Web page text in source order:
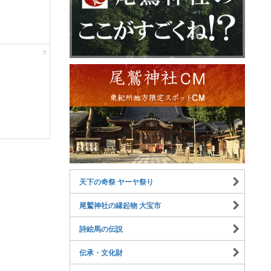
5
天下の奇祭 ヤーヤ祭り
尾鷲神社の縁起物 大宝市
詩絵馬の伝説
伝承・文化財